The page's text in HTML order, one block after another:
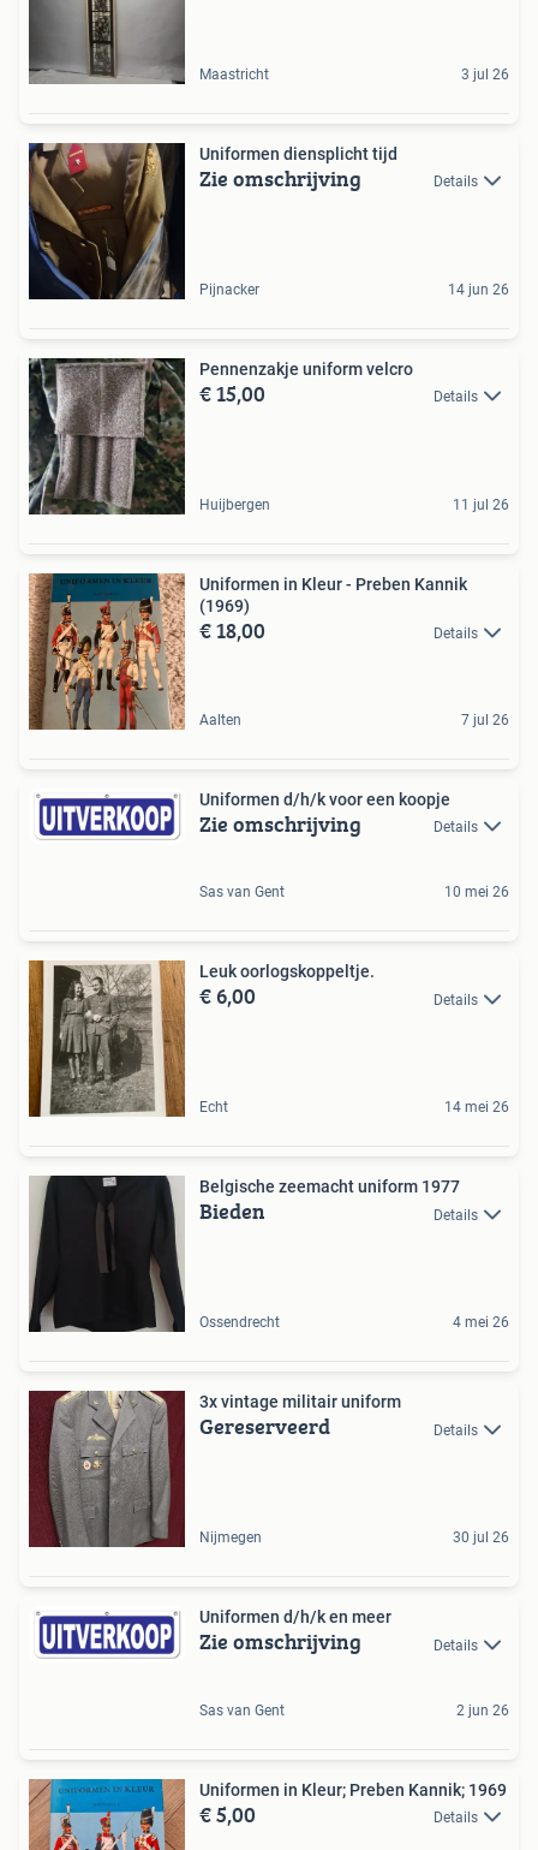
Maastricht 3 jul 26
Uniformen diensplicht tijd
Zie omschrijving Details
Pijnacker 14 jun 26
Pennenzakje uniform velcro
€ 15,00 Details
Huijbergen 11 jul 26
Uniformen in Kleur - Preben Kannik
(1969)
€ 18,00 Details
Aalten 7 jul 26
Uniformen d/h/k voor een koopje
Zie omschrijving Details
Sas van Gent 10 mei 26
Leuk oorlogskoppeltje.
€ 6,00 Details
Echt 14 mei 26
Belgische zeemacht uniform 1977
Bieden Details
Ossendrecht 4 mei 26
3x vintage militair uniform
Gereserveerd Details
Nijmegen 30 jul 26
Uniformen d/h/k en meer
Zie omschrijving Details
Sas van Gent 2 jun 26
Uniformen in Kleur; Preben Kannik; 1969
€ 5,00 Details